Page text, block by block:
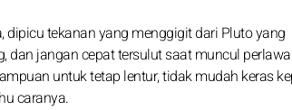
dipicu tekanan yang menggigit dari Pluto yang
dan jangan cepat tersulut saat muncul
untuk tetap lentur, tidak mudah keras
caranya.